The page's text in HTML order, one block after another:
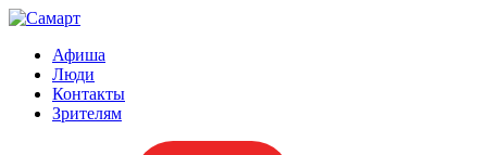
Афиша
Люди
Контакты
Зрителям